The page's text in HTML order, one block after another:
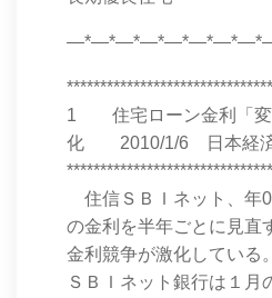
1 住宅ローン金利「変
化 2010/1/6 日本経済
住信ＳＢＩネット、年
の金利を半年ごとに見直
金利競争が激化している
ＳＢＩネット銀行は１月